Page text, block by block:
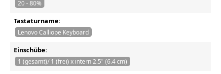
20 - 80%
Tastaturname:
Lenovo Calliope Keyboard
Einschübe:
1 (gesamt)/ 1 (frei) x intern 2.5" (6.4 cm)